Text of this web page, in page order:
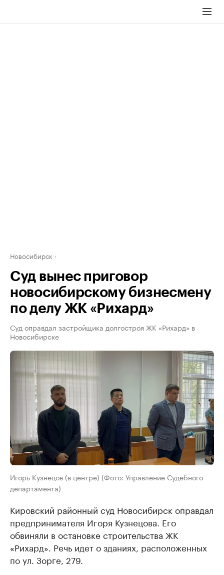
Новосибирск
Суд вынес приговор
новосибирскому бизнесмену
по делу ЖК «Рихард»
Суд оправдал застройщика долгостроя ЖК «Рихард» в
Новосибирске
Игорь Кузнецов (в центре) (Фото: Управление Судебного
департамента)
Кировский районный суд Новосибирск оправдал
предпринимателя Игоря Кузнецова. Его
обвиняли в остановке строительства ЖК
«Рихард». Речь идет о зданиях, расположенных
по ул. Зорге, 279.